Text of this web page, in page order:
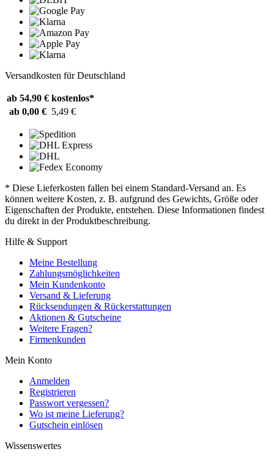
Versandkosten für Deutschland
ab 54,90 € kostenlos*
ab 0,00 € 5,49 €
* Diese Lieferkosten fallen bei einem Standard-Versand an. Es
können weitere Kosten, z. B. aufgrund des Gewichts, Größe oder
Eigenschaften der Produkte, entstehen. Diese Informationen findest
du direkt in der Produktbeschreibung.
Hilfe & Support
Meine Bestellung
Zahlungsmöglichkeiten
Mein Kundenkonto
Versand & Lieferung
Rücksendungen & Rückerstattungen
Aktionen & Gutscheine
Weitere Fragen?
Firmenkunden
Mein Konto
Anmelden
Registrieren
Passwort vergessen?
Wo ist meine Lieferung?
Gutschein einlösen
Wissenswertes